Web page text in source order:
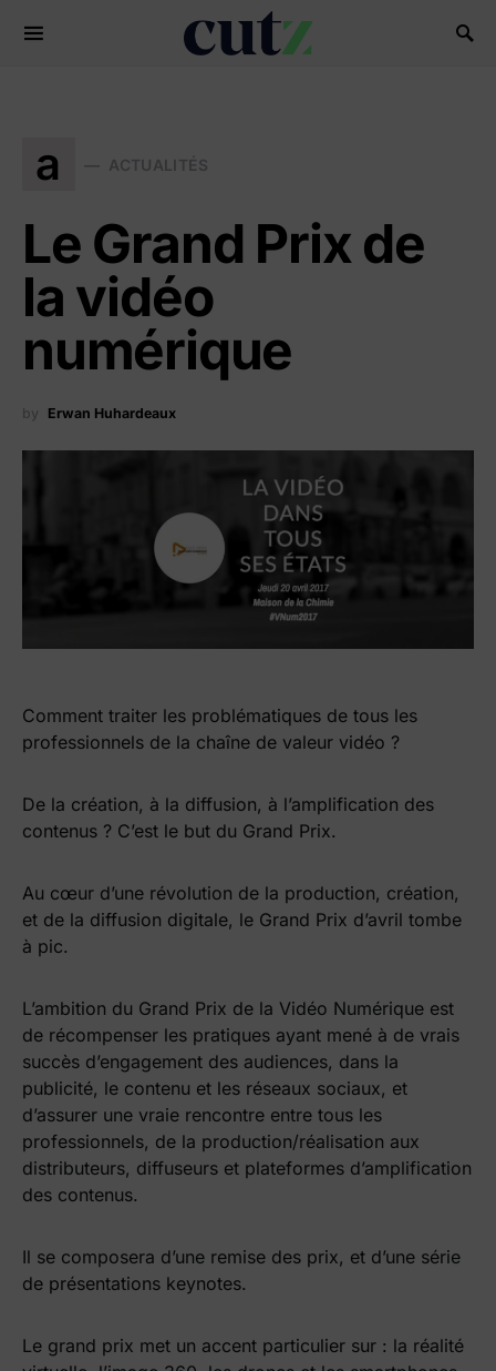
Search for:
a ACTUALITÉS
Le Grand Prix de
la vidéo
numérique
by Erwan Huhardeaux
Comment traiter les problématiques de tous les
professionnels de la chaîne de valeur vidéo ?
De la création, à la diffusion, à l’amplification des
contenus ? C’est le but du Grand Prix.
Au cœur d’une révolution de la production, création,
et de la diffusion digitale, le Grand Prix d’avril tombe
à pic.
L’ambition du Grand Prix de la Vidéo Numérique est
de récompenser les pratiques ayant mené à de vrais
succès d’engagement des audiences, dans la
publicité, le contenu et les réseaux sociaux, et
d’assurer une vraie rencontre entre tous les
professionnels, de la production/réalisation aux
distributeurs, diffuseurs et plateformes d’amplification
des contenus.
Il se composera d’une remise des prix, et d’une série
de présentations keynotes.
Le grand prix met un accent particulier sur : la réalité